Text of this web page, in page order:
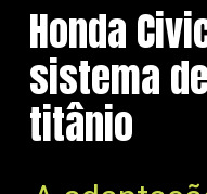
Honda
sistema
titânio